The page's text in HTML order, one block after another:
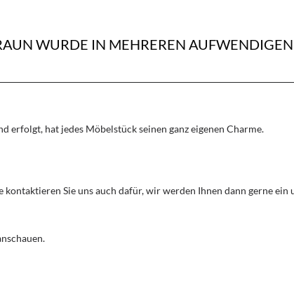
WURDE IN MEHREREN
erfolgt, hat jedes Möbelstück seinen ganz eigenen Charme.
Sie uns auch dafür, wir werden Ihnen dann gerne